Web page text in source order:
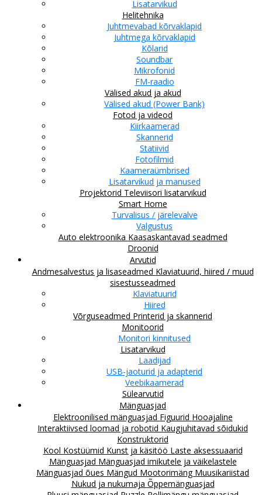
Lisatarvikud
Helitehnika
Juhtmevabad kõrvaklapid
Juhtmega kõrvaklapid
Kõlarid
Soundbar
Mikrofonid
FM-raadio
Välised akud ja akud
Välised akud (Power Bank)
Fotod ja videod
Kiirkaamerad
Skannerid
Statiivid
Fotofilmid
Kaameraümbrised
Lisatarvikud ja manused
Projektorid Televiisori lisatarvikud
Smart Home
Turvalisus / järelevalve
Valgustus
Auto elektroonika Kaasaskantavad seadmed
Droonid
Arvutid
Andmesalvestus ja lisaseadmed Klaviatuurid, hiired / muud
sisestusseadmed
Klaviatuurid
Hiired
Võrguseadmed Printerid ja skannerid
Monitoorid
Monitori kinnitused
Lisatarvikud
Laadijad
USB-jaoturid ja adapterid
Veebikaamerad
Sülearvutid
Mänguasjad
Elektroonilised mänguasjad Figuurid Hooajaline
Interaktiivsed loomad ja robotid Kaugjuhitavad sõidukid
Konstruktorid
Kool Kostüümid Kunst ja käsitöö Laste aksessuaarid
Mänguasjad Mänguasjad imikutele ja väikelastele
Mänguasjad õues Mängud Mootorimäng Muusikariistad
Nukud ja nukumaja Õppemänguasjad